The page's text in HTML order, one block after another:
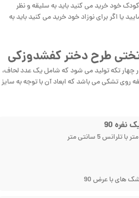
خود خرید می کنید باید به سلیقه و نظر
یا اگر برای نوزاد خود خرید می کنید باید به
طرح دختر کفشدوزکی
تکه تولید می شود که شامل یک عدد لحاف،
روی تشکی می باشد که ابعاد آن با توجه به سایز
90
های با عرض 90